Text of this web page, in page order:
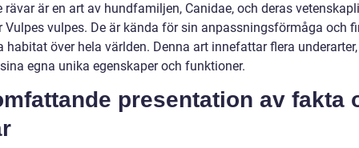
rävar är en art av hundfamiljen, Canidae, och deras
Vulpes vulpes. De är kända för sin anpassningsförmåga och
habitat över hela världen. Denna art innefattar flera
egna unika egenskaper och funktioner.
presentation av fakta